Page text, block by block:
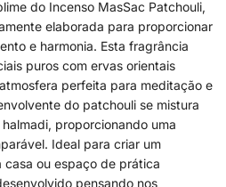
do Incenso MasSac Patchouli,
elaborada para proporcionar
e harmonia. Esta fragrância
puros com ervas orientais
perfeita para meditação e
do patchouli se mistura
proporcionando uma
Ideal para criar um
casa ou espaço de prática
pensando nos